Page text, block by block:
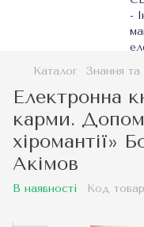
Каталог Знання та
Електронна
карми.
хіромантії»
Акімов
В наявності Код